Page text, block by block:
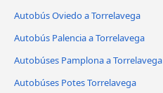
Autobús Oviedo a Torrelavega
Autobús Palencia a Torrelavega
Autobúses Pamplona a Torrelavega
Autobúses Potes Torrelavega